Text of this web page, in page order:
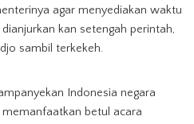
agar menyediakan waktu
kan setengah perintah,
sambil terkekeh.
Indonesia negara
betul acara